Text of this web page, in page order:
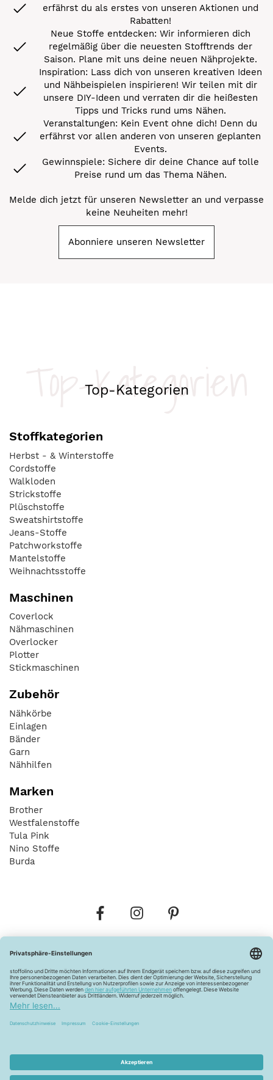
erfährst du als erstes von unseren Aktionen und
Rabatten!
Neue Stoffe entdecken: Wir informieren dich
regelmäßig über die neuesten Stofftrends der
Saison. Plane mit uns deine neuen Nähprojekte.
Inspiration: Lass dich von unseren kreativen Ideen
und Nähbeispielen inspirieren! Wir teilen mit dir
unsere DIY-Ideen und verraten dir die heißesten
Tipps und Tricks rund ums Nähen.
Veranstaltungen: Kein Event ohne dich! Denn du
erfährst vor allen anderen von unseren geplanten
Events.
Gewinnspiele: Sichere dir deine Chance auf tolle
Preise rund um das Thema Nähen.
Melde dich jetzt für unseren Newsletter an und verpasse
keine Neuheiten mehr!
Abonniere unseren Newsletter
Top-Kategorien
Top-Kategorien
Stoffkategorien
Herbst - & Winterstoffe
Cordstoffe
Walkloden
Strickstoffe
Plüschstoffe
Sweatshirtstoffe
Jeans-Stoffe
Patchworkstoffe
Mantelstoffe
Weihnachtsstoffe
Maschinen
Coverlock
Nähmaschinen
Overlocker
Plotter
Stickmaschinen
Zubehör
Nähkörbe
Einlagen
Bänder
Garn
Nähhilfen
Marken
Brother
Westfalenstoffe
Tula Pink
Nino Stoffe
Burda
Widerrufsbelehrung Vertrag widerrufen
Barrierefreiheitserklärung
Pflegehinweise